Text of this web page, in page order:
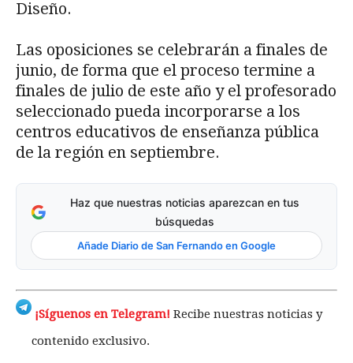
Diseño.
Las oposiciones se celebrarán a finales de
junio, de forma que el proceso termine a
finales de julio de este año y el profesorado
seleccionado pueda incorporarse a los
centros educativos de enseñanza pública
de la región en septiembre.
Haz que nuestras noticias aparezcan en tus
búsquedas
Añade Diario de San Fernando en Google
¡Síguenos en Telegram! Recibe nuestras noticias y
contenido exclusivo.